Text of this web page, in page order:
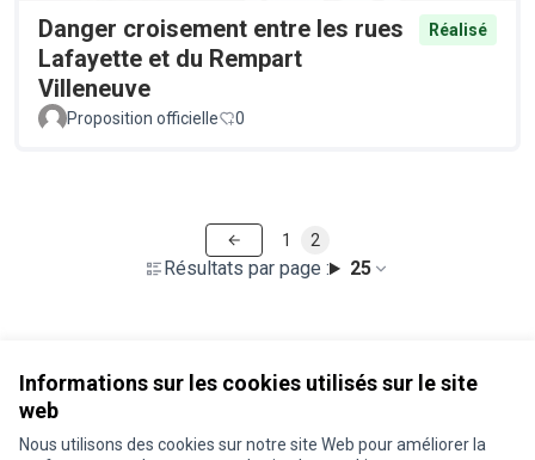
Informations sur les cookies utilisés sur le site
web
Nous utilisons des cookies sur notre site Web pour améliorer la
Danger croisement entre les rues
Lafayette et du Rempart
Villeneuve
Réalisé
Proposition officielle 0
Résultats par page : 25
1 2
Conditions d'utilisation